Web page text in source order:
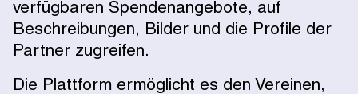
verfügbaren Spendenangebote, auf
Beschreibungen, Bilder und die Profile der
Partner zugreifen.
Die Plattform ermöglicht es den Vereinen,